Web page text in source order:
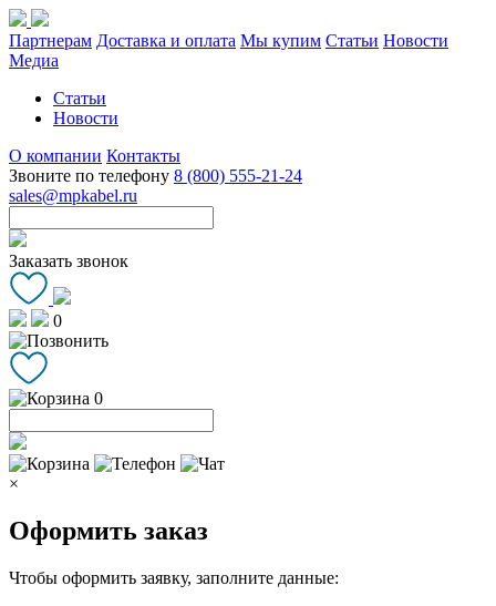
Партнерам Доставка и оплата Мы купим Статьи Новости
Медиа
Статьи
Новости
О компании Контакты
Звоните по телефону 8 (800) 555-21-24
sales@mpkabel.ru
Заказать звонок
0
0
×
Оформить заказ
Чтобы оформить заявку, заполните данные: